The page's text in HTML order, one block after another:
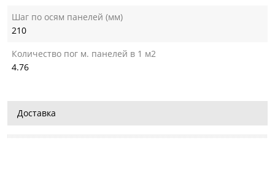
Шаг по осям панелей (мм)
210
Количество пог м. панелей в 1 м2
4.76
Доставка